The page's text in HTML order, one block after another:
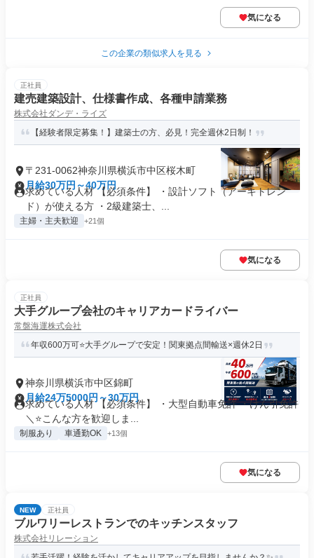
気になる
この企業の類似求人を見る
正社員
建売建築設計、仕様書作成、各種申請業務
株式会社ダンデ・ライズ
【経験者限定募集！】建築士の方、必見！完全週休2日制！
〒231-0062神奈川県横浜市中区桜木町
月給30万円～40万円
求めている人材 【必須条件】 ・設計ソフト（アーキトレン
ド）が使える方 ・2級建築士、...
主婦・主夫歓迎 +21個
気になる
正社員
大手グループ会社のキャリアカードライバー
常盤海運株式会社
年収600万可⭐大手グループで安定！関東拠点間輸送×週休2日
神奈川県横浜市中区錦町
月給24万5000円～30万円
求めている人材 【必須条件】 ・大型自動車免許 ・けん引免許
＼⭐こんな方を歓迎しま...
制服あり 車通勤OK +13個
気になる
NEW 正社員
ブルワリーレストランでのキッチンスタッフ
株式会社リレーション